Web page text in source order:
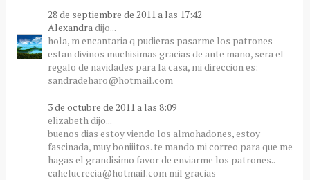
28 de septiembre de 2011 a las 17:42
Alexandra dijo...
hola, m encantaria q pudieras pasarme los patrones
estan divinos muchisimas gracias de ante mano, sera el
regalo de navidades para la casa, mi direccion es:
sandradeharo@hotmail.com
3 de octubre de 2011 a las 8:09
elizabeth dijo...
buenos dias estoy viendo los almohadones, estoy
fascinada, muy boniiitos. te mando mi correo para que me
hagas el grandisimo favor de enviarme los patrones..
cahelucrecia@hotmail.com mil gracias